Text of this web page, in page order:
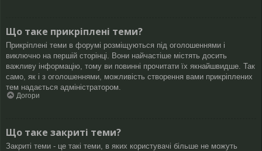
Що таке прикріплені теми?
Прикріплені теми в форумі розміщуються під оголошеннями і
виключно на першій сторінці. Вони найчастіше містять досить
важливу інформацію, тому ви повинні прочитати їх якнайшвидше. Так
само, як і з оголошеннями, можливість створення вами прикріплених
тем надається адміністратором.
Догори
Що таке закриті теми?
Закриті теми - це такі теми, в яких користувачі більше не можуть